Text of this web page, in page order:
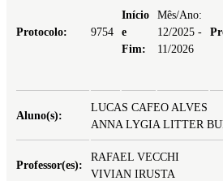
Protocolo: 9754
Início
e
Fim:
Mês/Ano:
12/2025 -
11/2026
Aluno(s):
LUCAS CAFEO ALVES
ANNA LYGIA LITTER
Professor(es):
RAFAEL VECCHI
VIVIAN IRUSTA